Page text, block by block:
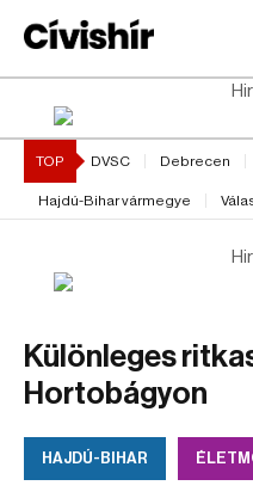
TOP DVSC Debrecen
Hajdú-Bihar vármegye
Különleges
Hortobágyon
HAJDÚ-BIHAR